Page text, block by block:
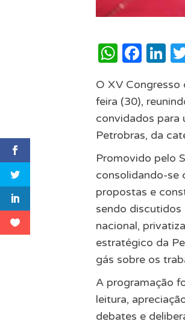
O XV
feira (30),
convidados para
Petrobras, da
Promovido pelo
consolidando-se
propostas e
sendo discutidos
nacional,
estratégico da
gás sobre os
A programação
leitura,
debates e